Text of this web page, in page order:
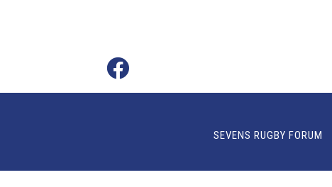
SEVENS RUGBY FORUM